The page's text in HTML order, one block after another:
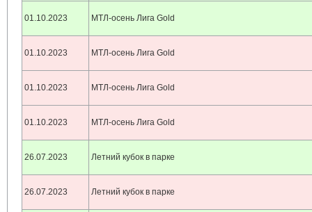
01.10.2023 МТЛ-осень Лига Gold
01.10.2023 МТЛ-осень Лига Gold
01.10.2023 МТЛ-осень Лига Gold
01.10.2023 МТЛ-осень Лига Gold
26.07.2023 Летний кубок в парке
26.07.2023 Летний кубок в парке